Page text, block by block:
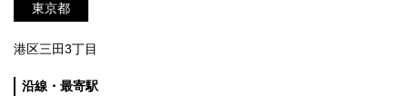
東京都
港区三田3丁目
沿線・最寄駅